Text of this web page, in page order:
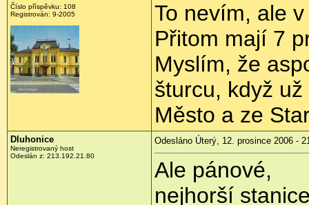
Číslo příspěvku: 108
Registrován: 9-2005
To nevím, ale
Přitom mají 7
Myslím, že
šturcu, když
Město a ze
Dluhonice
Neregistrovaný host
Odeslán z: 213.192.21.80
Odesláno Úterý, 12. prosince 2006 -
Ale pánové,
nejhorší